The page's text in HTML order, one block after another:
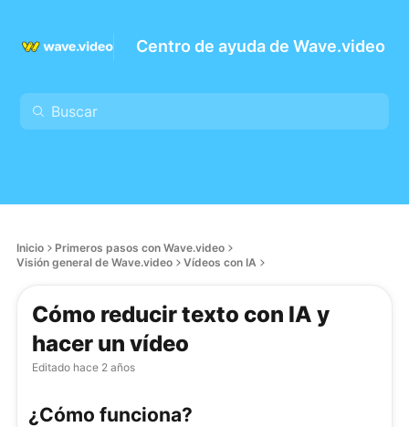
Centro de ayuda de Wave.video
Inicio
Primeros pasos con Wave.video
Visión general de Wave.video
Vídeos con IA
Cómo reducir texto con IA y
hacer un vídeo
Editado hace 2 años
¿Cómo funciona?